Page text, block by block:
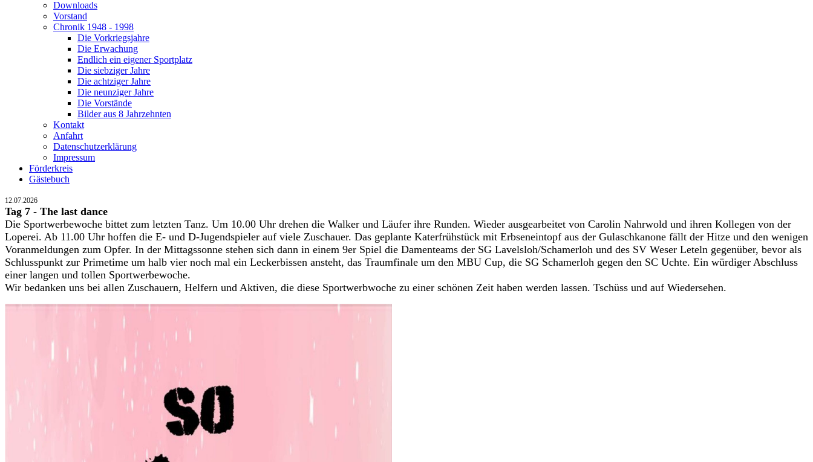
Downloads
Vorstand
Chronik 1948 - 1998
Die Vorkriegsjahre
Die Erwachung
Endlich ein eigener Sportplatz
Die siebziger Jahre
Die achtziger Jahre
Die neunziger Jahre
Die Vorstände
Bilder aus 8 Jahrzehnten
Kontakt
Anfahrt
Datenschutzerklärung
Impressum
Förderkreis
Gästebuch
12.07.2026
Tag 7 - The last dance
Die Sportwerbewoche bittet zum letzten Tanz. Um 10.00 Uhr drehen die Walker und Läufer ihre Runden. Wieder ausgearbeitet von Carolin Nahrwold und ihren Kollegen von der
Loperei. Ab 11.00 Uhr hoffen die E- und D-Jugendspieler auf viele Zuschauer. Das geplante Katerfrühstück mit Erbseneintopf aus der Gulaschkanone fällt der Hitze und den wenigen
Voranmeldungen zum Opfer. In der Mittagssonne stehen sich dann in einem 9er Spiel die Damenteams der SG Lavelsloh/Schamerloh und des SV Weser Leteln gegenüber, bevor als
Schlusspunkt zur Primetime um halb vier noch mal ein Leckerbissen ansteht, das Traumfinale um den MBU Cup, die SG Schamerloh gegen den SC Uchte. Ein würdiger Abschluss
einer langen und tollen Sportwerbewoche.
Wir bedanken uns bei allen Zuschauern, Helfern und Aktiven, die diese Sportwerbwoche zu einer schönen Zeit haben werden lassen. Tschüss und auf Wiedersehen.